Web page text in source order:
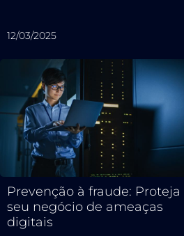
12/03/2025
Prevenção à fraude: Proteja
seu negócio de ameaças
digitais